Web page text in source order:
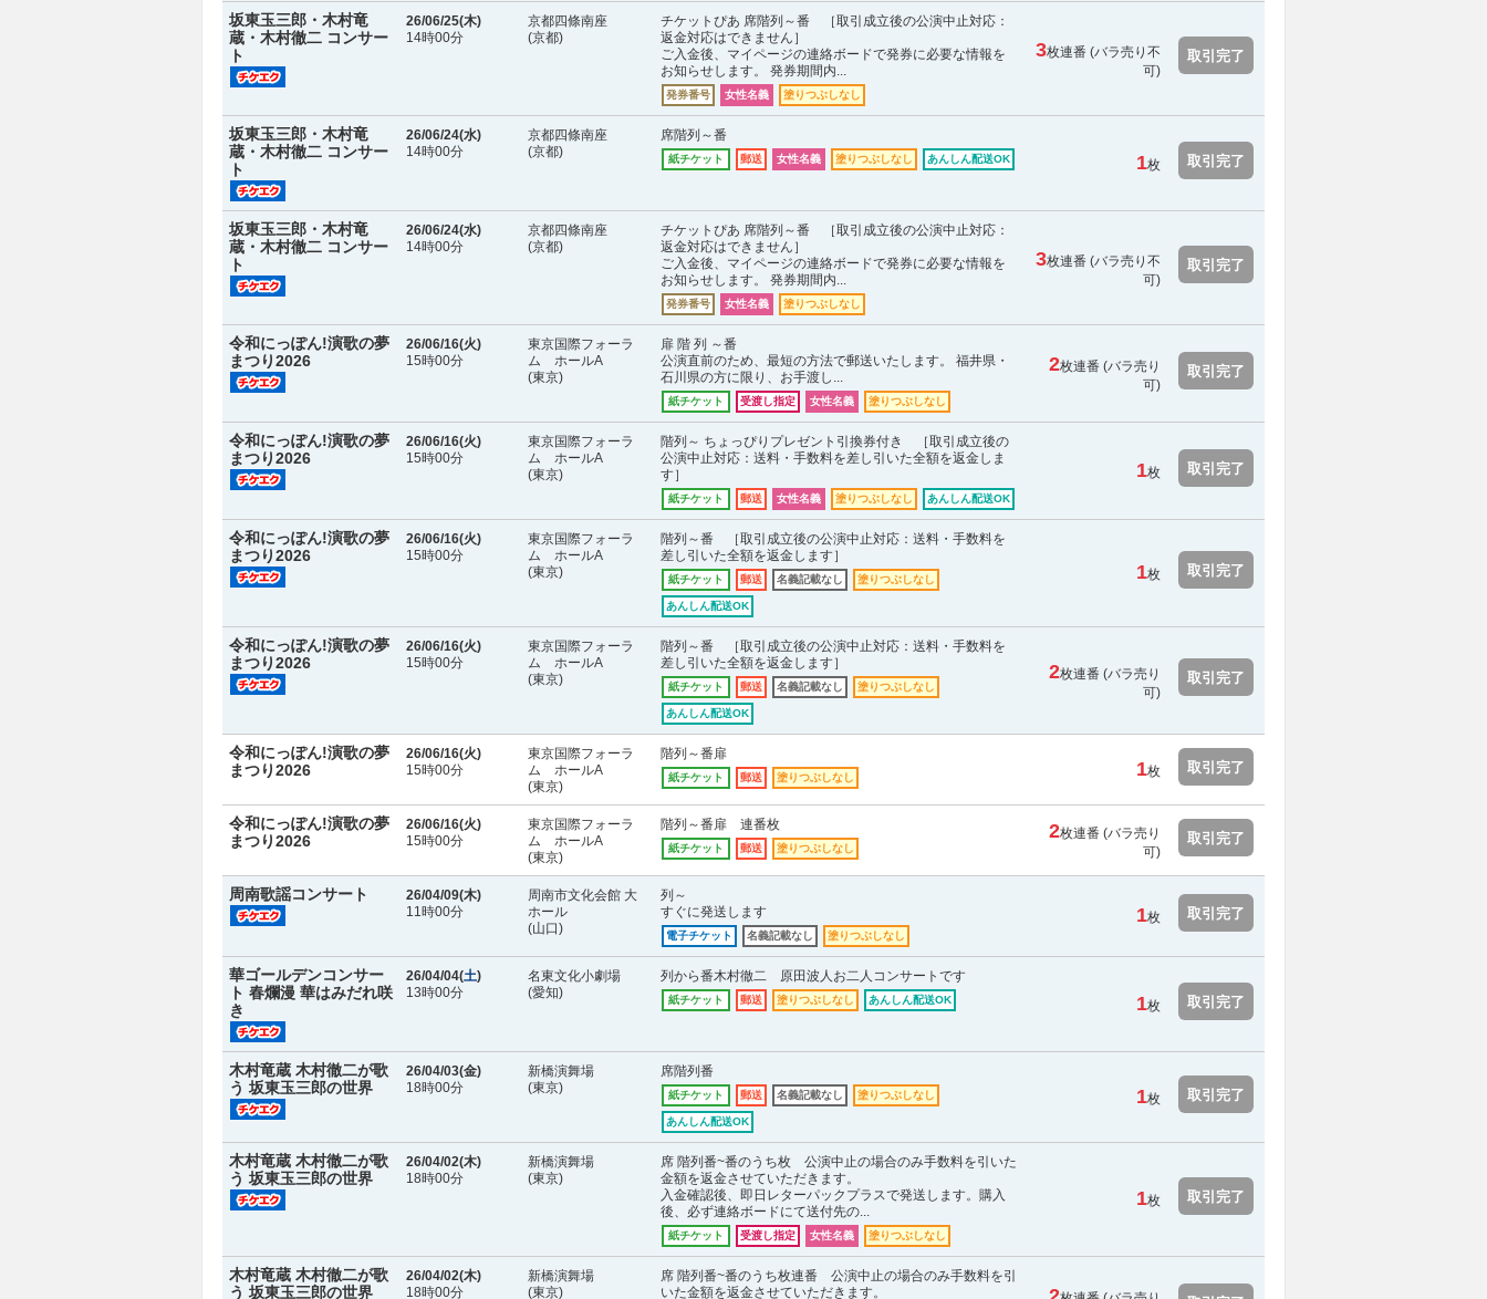
坂東玉三郎・木村竜
蔵・木村徹二 コンサー
ト
26/06/25(木)
14時00分
京都四條南座
(京都)
チケットぴあ 席階列～番 ［取引成立後の公演中止対応：
返金対応はできません］
ご入金後、マイページの連絡ボードで発券に必要な情報を
お知らせします。 発券期間内...
発券番号 女性名義 塗りつぶしなし
3枚連番 (バラ売り不
可)
取引完了
坂東玉三郎・木村竜
蔵・木村徹二 コンサー
ト
26/06/24(水)
14時00分
京都四條南座
(京都)
席階列～番
紙チケット 郵送 女性名義 塗りつぶしなし あんしん配送OK 1枚 取引完了
坂東玉三郎・木村竜
蔵・木村徹二 コンサー
ト
26/06/24(水)
14時00分
京都四條南座
(京都)
チケットぴあ 席階列～番 ［取引成立後の公演中止対応：
返金対応はできません］
ご入金後、マイページの連絡ボードで発券に必要な情報を
お知らせします。 発券期間内...
発券番号 女性名義 塗りつぶしなし
3枚連番 (バラ売り不
可)
取引完了
令和にっぽん!演歌の夢
まつり2026
26/06/16(火)
15時00分
東京国際フォーラ
ム ホールA
(東京)
扉 階 列 ～番
公演直前のため、最短の方法で郵送いたします。 福井県・
石川県の方に限り、お手渡し...
紙チケット 受渡し指定 女性名義 塗りつぶしなし
2枚連番 (バラ売り
可)
取引完了
令和にっぽん!演歌の夢
まつり2026
26/06/16(火)
15時00分
東京国際フォーラ
ム ホールA
(東京)
階列～ ちょっぴりプレゼント引換券付き ［取引成立後の
公演中止対応：送料・手数料を差し引いた全額を返金しま
す］
紙チケット 郵送 女性名義 塗りつぶしなし あんしん配送OK
1枚 取引完了
令和にっぽん!演歌の夢
まつり2026
26/06/16(火)
15時00分
東京国際フォーラ
ム ホールA
(東京)
階列～番 ［取引成立後の公演中止対応：送料・手数料を
差し引いた全額を返金します］
紙チケット 郵送 名義記載なし 塗りつぶしなし
あんしん配送OK
1枚 取引完了
令和にっぽん!演歌の夢
まつり2026
26/06/16(火)
15時00分
東京国際フォーラ
ム ホールA
(東京)
階列～番 ［取引成立後の公演中止対応：送料・手数料を
差し引いた全額を返金します］
紙チケット 郵送 名義記載なし 塗りつぶしなし
あんしん配送OK
2枚連番 (バラ売り
可)
取引完了
令和にっぽん!演歌の夢
まつり2026
26/06/16(火)
15時00分
東京国際フォーラ
ム ホールA
(東京)
階列～番扉
紙チケット 郵送 塗りつぶしなし 1枚 取引完了
令和にっぽん!演歌の夢
まつり2026
26/06/16(火)
15時00分
東京国際フォーラ
ム ホールA
(東京)
階列～番扉 連番枚
紙チケット 郵送 塗りつぶしなし
2枚連番 (バラ売り
可)
取引完了
周南歌謡コンサート 26/04/09(木)
11時00分
周南市文化会館 大
ホール
(山口)
列～
すぐに発送します
電子チケット 名義記載なし 塗りつぶしなし
1枚 取引完了
華ゴールデンコンサー
ト 春爛漫 華はみだれ咲
き
26/04/04(土)
13時00分
名東文化小劇場
(愛知)
列から番木村徹二 原田波人お二人コンサートです
紙チケット 郵送 塗りつぶしなし あんしん配送OK 1枚 取引完了
木村竜蔵 木村徹二が歌
う 坂東玉三郎の世界
26/04/03(金)
18時00分
新橋演舞場
(東京)
席階列番
紙チケット 郵送 名義記載なし 塗りつぶしなし
あんしん配送OK
1枚 取引完了
木村竜蔵 木村徹二が歌
う 坂東玉三郎の世界
26/04/02(木)
18時00分
新橋演舞場
(東京)
席 階列番~番のうち枚 公演中止の場合のみ手数料を引いた
金額を返金させていただきます。
入金確認後、即日レターパックプラスで発送します。購入
後、必ず連絡ボードにて送付先の...
紙チケット 受渡し指定 女性名義 塗りつぶしなし
1枚 取引完了
木村竜蔵 木村徹二が歌
う 坂東玉三郎の世界
26/04/02(木)
18時00分
新橋演舞場
(東京)
席 階列番~番のうち枚連番 公演中止の場合のみ手数料を引
いた金額を返金させていただきます。